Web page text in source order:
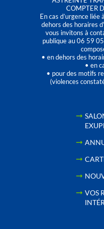
COMPTER
En cas d’urgence
dehors des horaires
vous invitons à
publique au 06 59
• en dehors des
• en
• pour des motifs
(violences
VOS